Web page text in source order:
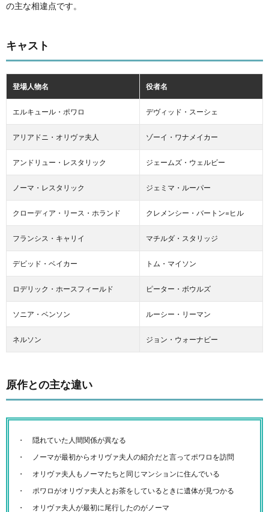
の主な相違点です。
キャスト
登場人物名 役者名
エルキュール・ポワロ デヴィッド・スーシェ
アリアドニ・オリヴァ夫人 ゾーイ・ワナメイカー
アンドリュー・レスタリック ジェームズ・ウェルビー
ノーマ・レスタリック ジェミマ・ルーパー
クローディア・リース・ホランド クレメンシー・バートン=ヒル
フランシス・キャリイ マチルダ・スタリッジ
デビッド・ベイカー トム・マイソン
ロデリック・ホースフィールド ピーター・ボウルズ
ソニア・ベンソン ルーシー・リーマン
ネルソン ジョン・ウォーナビー
原作との主な違い
隠れていた人間関係が異なる
ノーマが最初からオリヴァ夫人の紹介だと言ってポワロを訪問
オリヴァ夫人もノーマたちと同じマンションに住んでいる
ポワロがオリヴァ夫人とお茶をしているときに遺体が見つかる
オリヴァ夫人が最初に尾行したのがノーマ